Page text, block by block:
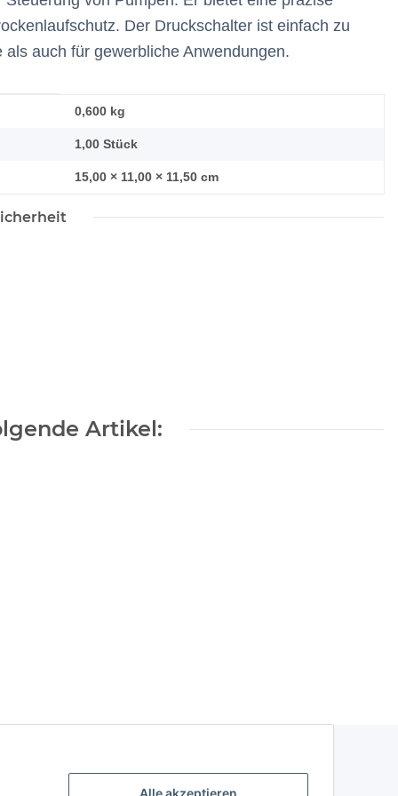
Alle akzeptieren
Der Druckschalter ist einfach zu
auch für gewerbliche Anwendungen.
0,600 kg
1,00 Stück
15,00 × 11,00 × 11,50 cm
Artikel: